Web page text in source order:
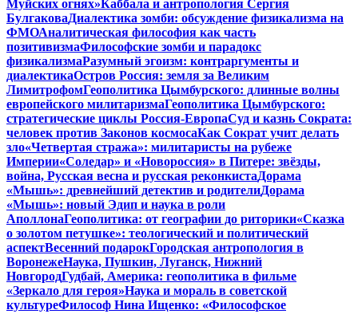
Муйских огнях»Каббала и антропология Сергия
БулгаковаДиалектика зомби: обсуждение физикализма на
ФМОАналитическая философия как часть
позитивизмаФилософские зомби и парадокс
физикализмаРазумный эгоизм: контраргументы и
диалектикаОстров Россия: земля за Великим
ЛимитрофомГеополитика Цымбурского: длинные волны
европейского милитаризмаГеополитика Цымбурского:
стратегические циклы Россия-ЕвропаСуд и казнь Сократа:
человек против Законов космосаКак Сократ учит делать
зло«Четвертая стража»: милитаристы на рубеже
Империи«Соледар» и «Новороссия» в Питере: звёзды,
война, Русская весна и русская реконкистаДорама
«Мышь»: древнейший детектив и родителиДорама
«Мышь»: новый Эдип и наука в роли
АполлонаГеополитика: от географии до риторики«Сказка
о золотом петушке»: теологический и политический
аспектВесенний подарокГородская антропология в
ВоронежеНаука, Пушкин, Луганск, Нижний
НовгородГудбай, Америка: геополитика в фильме
«Зеркало для героя»Наука и мораль в советской
культуреФилософ Нина Ищенко: «Философское